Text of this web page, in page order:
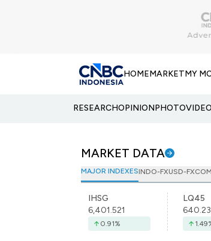
HOMEMARKETMY
RESEARCHOPINIONPHOTOVIDEO
MARKET DATA
MAJOR INDEXESINDO-FXUSD-FX
IHSG
6,401.521
0.91%
LQ45
1.49